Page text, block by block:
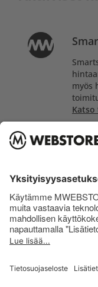
myös
Nopea
Osaava
Vastaamme
Bonusta
1 % bonusta